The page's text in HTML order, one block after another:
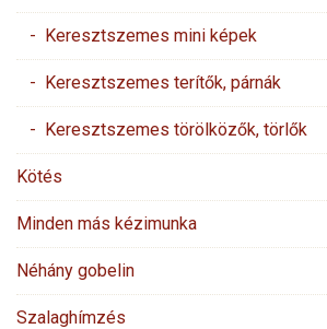
- Keresztszemes mini képek
- Keresztszemes terítők, párnák
- Keresztszemes törölközők, törlők
Kötés
Minden más kézimunka
Néhány gobelin
Szalaghímzés